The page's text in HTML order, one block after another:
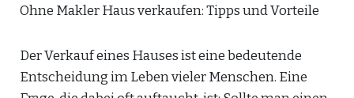
Ohne Makler Haus verkaufen: Tipps und Vorteile
Der Verkauf eines Hauses ist eine bedeutende
Entscheidung im Leben vieler Menschen. Eine